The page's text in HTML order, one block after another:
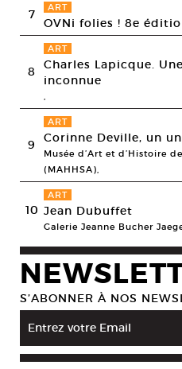
7 ART
OVNi folies ! 8e
8
ART
Charles Lapicque.
inconnue
,
9
ART
Corinne Deville, un
Musée d’Art et d’Histoire
(MAHHSA),
10
ART
Jean Dubuffet
Galerie Jeanne Bucher
S’ABONNER À NOS